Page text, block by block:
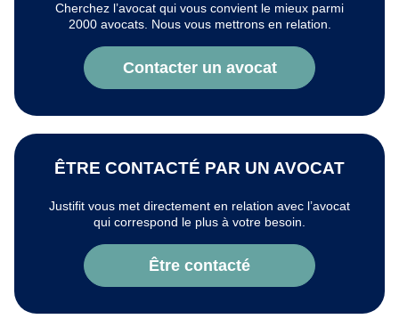
Cherchez l’avocat qui vous convient le mieux parmi
2000 avocats. Nous vous mettrons en relation.
Contacter un avocat
ÊTRE CONTACTÉ PAR UN AVOCAT
Justifit vous met directement en relation avec l’avocat
qui correspond le plus à votre besoin.
Être contacté